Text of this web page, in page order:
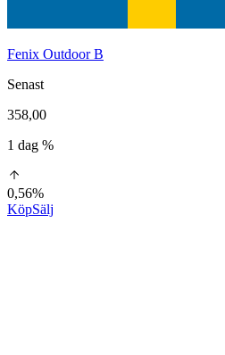
Fenix Outdoor B
Senast
358,00
1 dag %
0,56%
KöpSälj